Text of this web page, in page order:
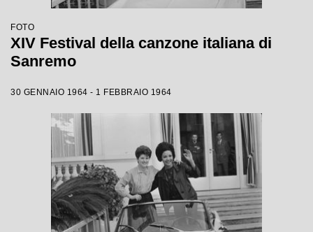
FOTO
XIV Festival della canzone italiana di
Sanremo
30 GENNAIO 1964 - 1 FEBBRAIO 1964